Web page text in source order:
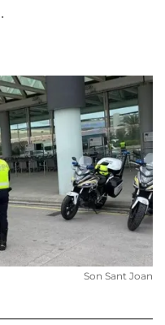
Son Sant Joan